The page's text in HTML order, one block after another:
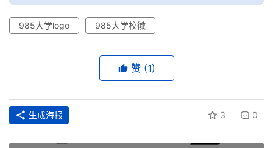
985大学logo 985大学校徽
赞 (1)
生成海报 3 0